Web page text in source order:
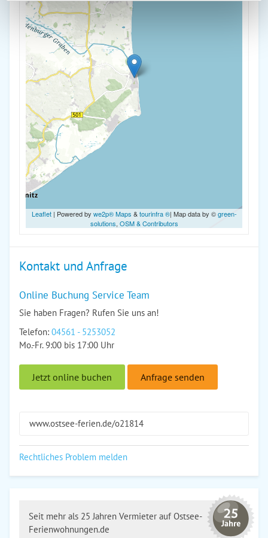
Leaflet| Powered by we2p® Maps &tourinfra ®| Map data by ©green-
solutions, OSM & Contributors
Kontakt und Anfrage
Online Buchung Service Team
Sie haben Fragen? Rufen Sie uns an!
Telefon: 04561 - 5253052
Mo.-Fr. 9:00 bis 17:00 Uhr
Jetzt online buchen Anfrage senden
www.ostsee-ferien.de/o21814
Rechtliches Problem melden
Seit mehr als 25 Jahren Vermieter auf Ostsee-
Ferienwohnungen.de